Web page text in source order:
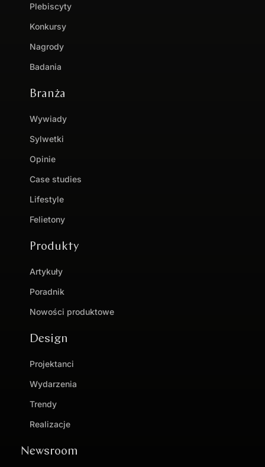
Plebiscyty
Konkursy
Nagrody
Badania
Branża
Wywiady
Sylwetki
Opinie
Case studies
Lifestyle
Felietony
Produkty
Artykuły
Poradnik
Nowości produktowe
Design
Projektanci
Wydarzenia
Trendy
Realizacje
Newsroom